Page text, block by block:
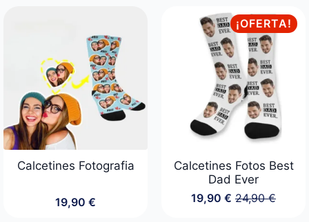
14,90 €
hasta
19,90 €
desde
17,90 €
hasta
23,90 €
Calcetines Fotografia
19,90 €
¡OFERTA!
Calcetines Fotos Best
Dad Ever
24,90€
El
19,90€ El